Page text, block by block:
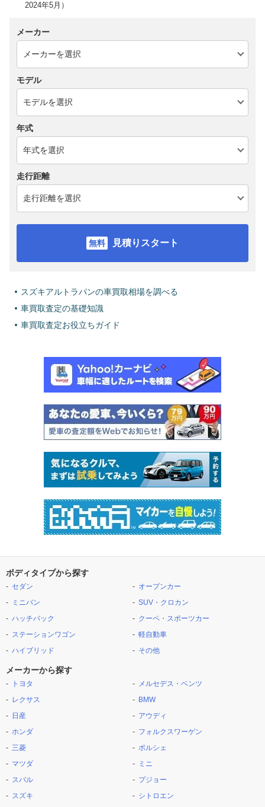
2024年5月）
メーカー
モデル
年式
走行距離
見積りスタート
スズキアルトラパンの車買取相場を調べる
車買取査定の基礎知識
車買取査定お役立ちガイド
ボディタイプから探す
セダン
ミニバン
ハッチバック
ステーションワゴン
ハイブリッド
オープンカー
SUV・クロカン
クーペ・スポーツカー
軽自動車
その他
メーカーから探す
トヨタ
レクサス
日産
ホンダ
三菱
マツダ
スバル
スズキ
メルセデス・ベンツ
BMW
アウディ
フォルクスワーゲン
ポルシェ
ミニ
プジョー
シトロエン